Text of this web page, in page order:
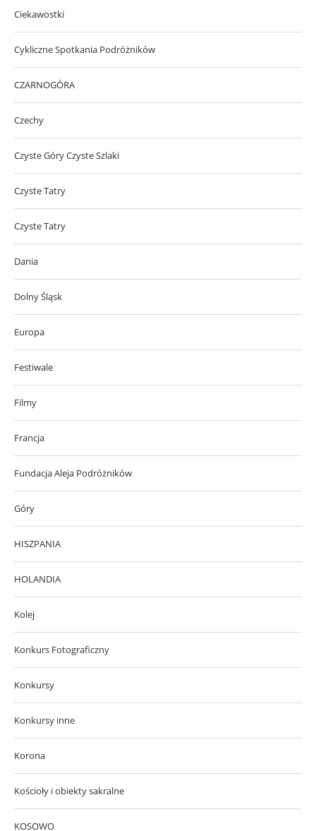
Ciekawostki
Cykliczne Spotkania Podróżników
CZARNOGÓRA
Czechy
Czyste Góry Czyste Szlaki
Czyste Tatry
Czyste Tatry
Dania
Dolny Śląsk
Europa
Festiwale
Filmy
Francja
Fundacja Aleja Podróżników
Góry
HISZPANIA
HOLANDIA
Kolej
Konkurs Fotograficzny
Konkursy
Konkursy inne
Korona
Kościoły i obiekty sakralne
KOSOWO